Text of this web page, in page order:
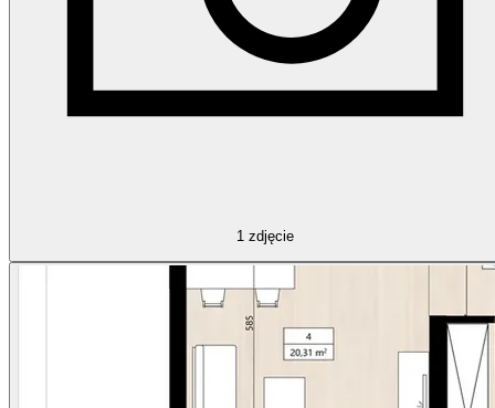
1 zdjęcie